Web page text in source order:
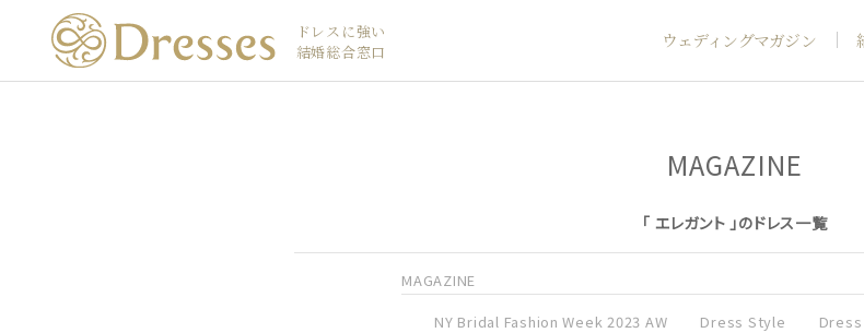
ドレスに強い
結婚総合窓口
ウェディングマガジン
MAGAZINE
「 エレガント 」のドレス一覧
MAGAZINE
NY Bridal Fashion Week 2023 AW
Dress Style Dress